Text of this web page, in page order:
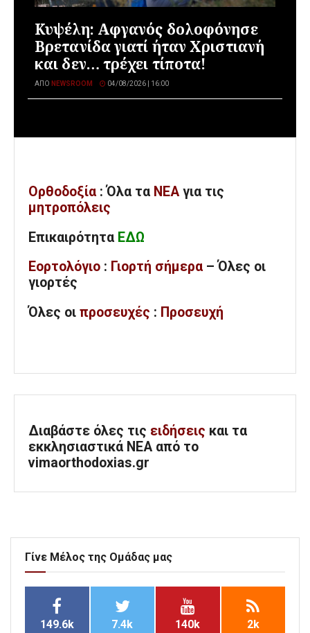
Κυψέλη: Αφγανός δολοφόνησε
Βρετανίδα γιατί ήταν Χριστιανή
και δεν… τρέχει τίποτα!
ΑΠΌ NEWSROOM 04/08/2026 | 16:00
Ορθοδοξία : Όλα τα ΝΕΑ για τις
μητροπόλεις
Επικαιρότητα ΕΔΩ
Εορτολόγιο : Γιορτή σήμερα – Όλες οι
γιορτές
Όλες οι προσευχές : Προσευχή
Διαβάστε όλες τις ειδήσεις και τα
εκκλησιαστικά ΝΕΑ από το
vimaorthodoxias.gr
Γίνε Μέλος της Ομάδας μας
149.6k 7.4k 140k 2k